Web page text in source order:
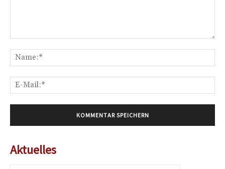
Aktuelles